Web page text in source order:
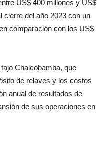
US$ 400 millones y US$
cierre del año 2023 con un
comparación con los US$
Chalcobamba, que
de relaves y los costos
anual de resultados de
de sus operaciones en